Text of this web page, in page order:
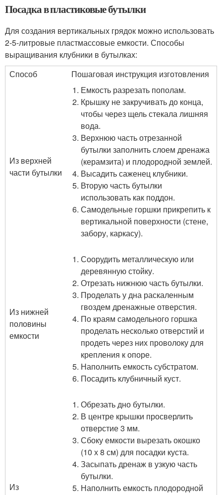
Посадка в пластиковые бутылки
Для создания вертикальных грядок можно использовать
2-5-литровые пластмассовые емкости. Способы
выращивания клубники в бутылках:
Способ
Пошаговая инструкция изготовления
Из верхней
части бутылки
Емкость разрезать пополам.
Крышку не закручивать до конца,
чтобы через щель стекала лишняя
вода.
Верхнюю часть отрезанной
бутылки заполнить слоем дренажа
(керамзита) и плодородной землей.
Высадить саженец клубники.
Вторую часть бутылки
использовать как поддон.
Самодельные горшки прикрепить к
вертикальной поверхности (стене,
забору, каркасу).
Из нижней
половины
емкости
Соорудить металлическую или
деревянную стойку.
Отрезать нижнюю часть бутылки.
Проделать у дна раскаленным
гвоздем дренажные отверстия.
По краям самодельного горшка
проделать несколько отверстий и
продеть через них проволоку для
крепления к опоре.
Наполнить емкость субстратом.
Посадить клубничный куст.
Из
Обрезать дно бутылки.
В центре крышки просверлить
отверстие 3 мм.
Сбоку емкости вырезать окошко
(10 х 8 см) для посадки куста.
Засыпать дренаж в узкую часть
бутылки.
Наполнить емкость плодородной